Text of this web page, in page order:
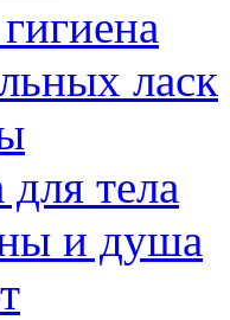
ласк
тела
и душа